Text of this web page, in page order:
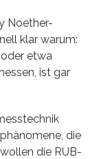
Noether-
klar warum:
etwa
ist gar
die
die RUB-